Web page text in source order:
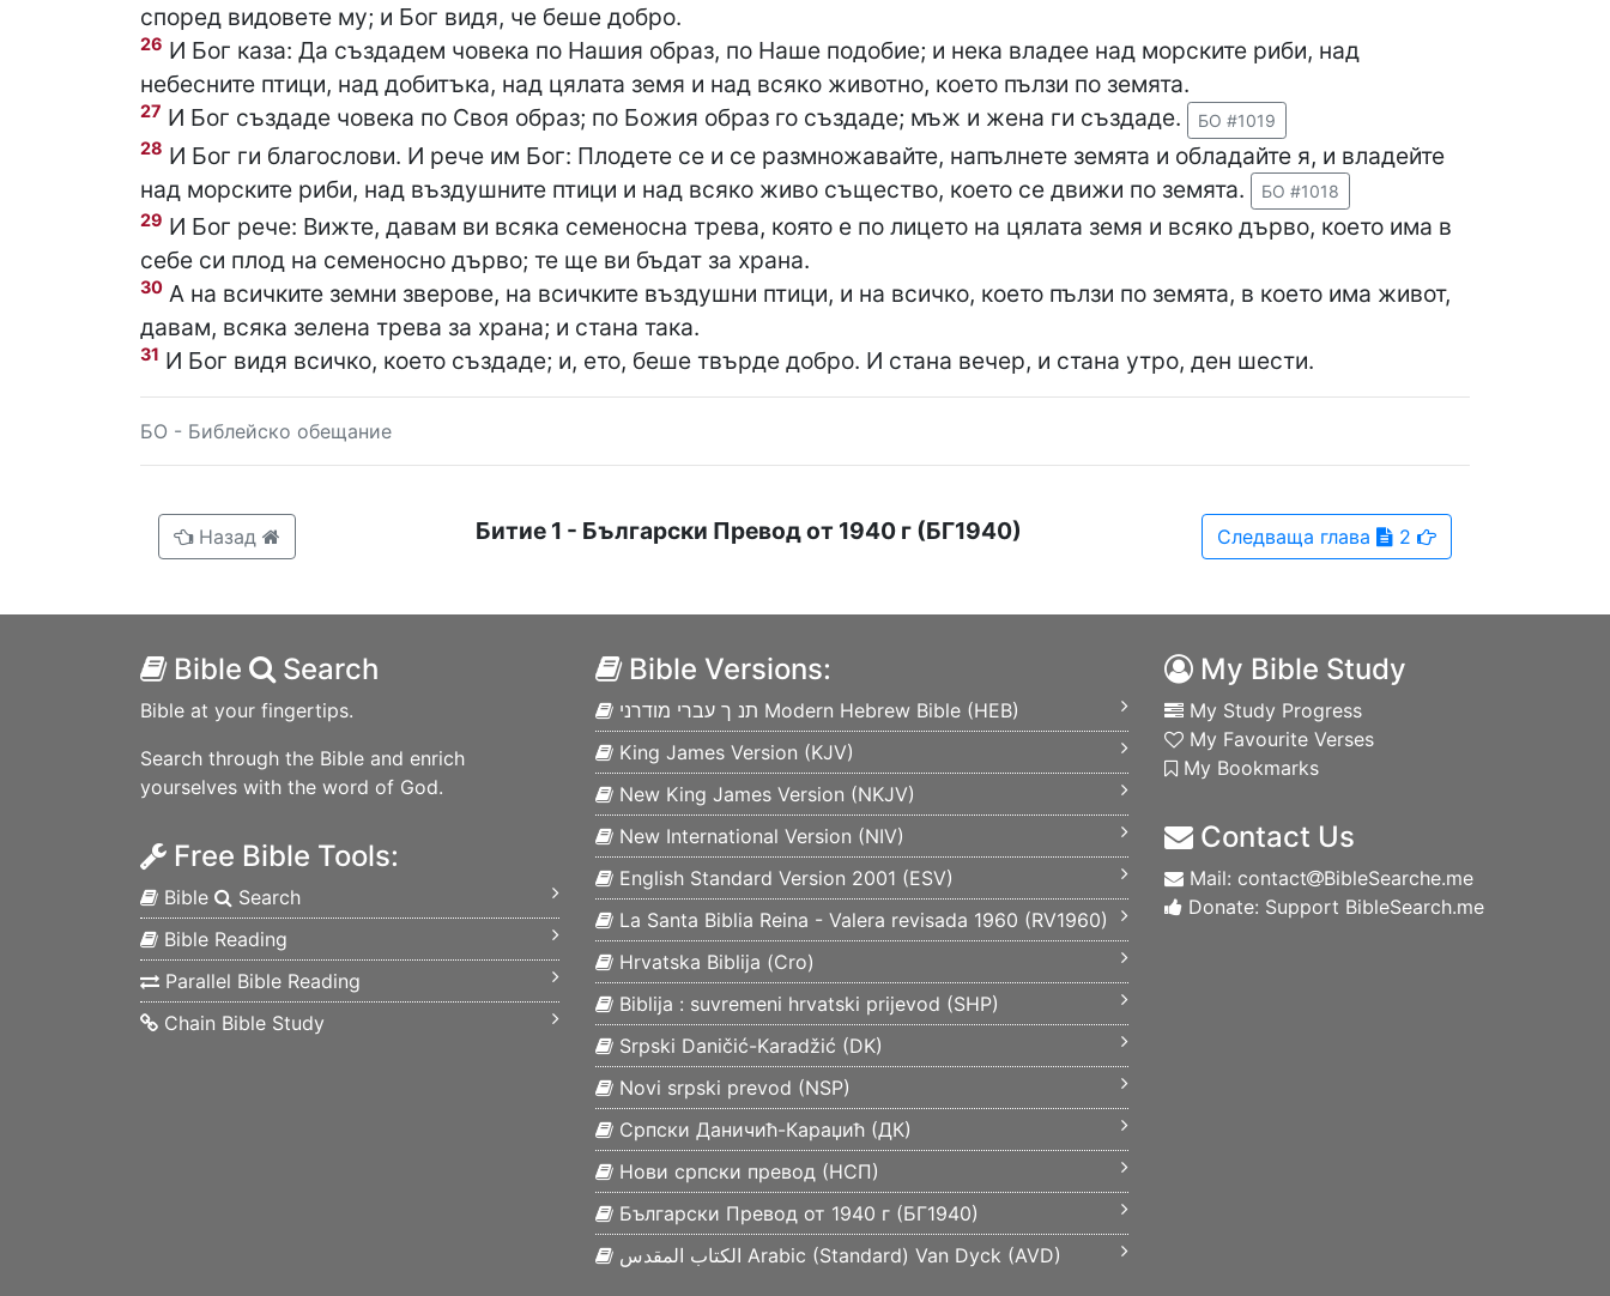
според видовете му; и Бог видя, че беше добро.
26 И Бог каза: Да създадем човека по Нашия образ, по Наше подобие; и нека владее над морските риби, над
небесните птици, над добитъка, над цялата земя и над всяко животно, което пълзи по земята.
27 И Бог създаде човека по Своя образ; по Божия образ го създаде; мъж и жена ги създаде.
БО #1019
28 И Бог ги благослови. И рече им Бог: Плодете се и се размножавайте, напълнете земята и обладайте я, и владейте
над морските риби, над въздушните птици и над всяко живо същество, което се движи по земята.
БО #1018
29 И Бог рече: Вижте, давам ви всяка семеносна трева, която е по лицето на цялата земя и всяко дърво, което има в
себе си плод на семеносно дърво; те ще ви бъдат за храна.
30 А на всичките земни зверове, на всичките въздушни птици, и на всичко, което пълзи по земята, в което има живот,
давам, всяка зелена трева за храна; и стана така.
31 И Бог видя всичко, което създаде; и, ето, беше твърде добро. И стана вечер, и стана утро, ден шести.
БО - Библейско обещание
Назад Следваща глава 2
Битие 1 - Български Превод от 1940 г (БГ1940)
Bible Search
Bible at your fingertips.
Search through the Bible and enrich
yourselves with the word of God.
Free Bible Tools:
Bible
Search
Bible Reading
Parallel Bible Reading
Chain Bible Study
Bible Versions:
תנ ך עברי מודרני Modern Hebrew Bible (HEB)
King James Version (KJV)
New King James Version (NKJV)
New International Version (NIV)
English Standard Version 2001 (ESV)
La Santa Biblia Reina - Valera revisada 1960 (RV1960)
Hrvatska Biblija (Cro)
Biblija : suvremeni hrvatski prijevod (SHP)
Srpski Daničić-Karadžić (DK)
Novi srpski prevod (NSP)
Српски Даничић-Караџић (ДК)
Нови српски превод (НСП)
Български Превод от 1940 г (БГ1940)
الكتاب المقدس Arabic (Standard) Van Dyck (AVD)
My Bible Study
My Study Progress
My Favourite Verses
My Bookmarks
Contact Us
Mail: contact
BibleSearche.me
Donate: Support BibleSearch.me